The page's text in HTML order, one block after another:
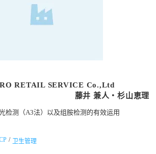
RETAIL SERVICE Co.,Ltd
藤井 兼人・杉山恵理
检测（A3法）以及组胺检测的有效运用
卫生管理